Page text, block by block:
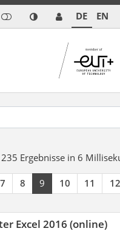
DE EN
235 Ergebnisse in 6
7 8 9 10 11 12
Excel 2016 (online)